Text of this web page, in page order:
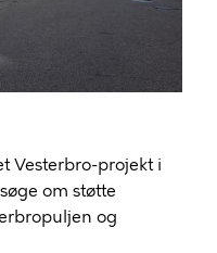
Vesterbro-projekt i
om støtte
og